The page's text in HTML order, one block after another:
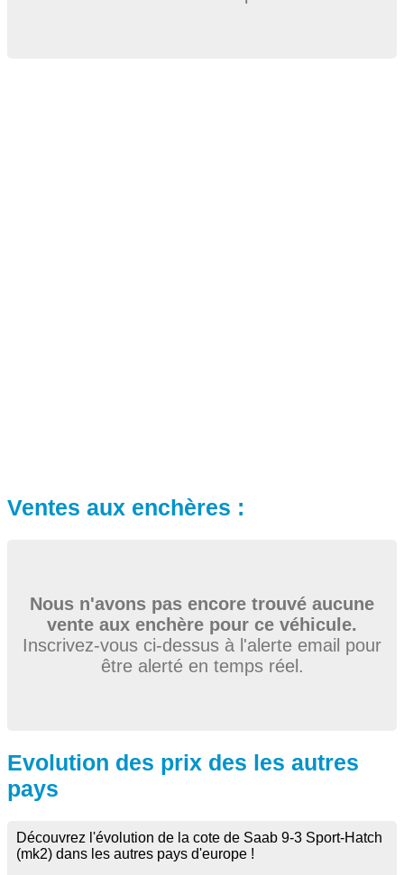
Ventes aux enchères :
Nous n'avons pas encore trouvé aucune
vente aux enchère pour ce véhicule.
Inscrivez-vous ci-dessus à l'alerte email pour
être alerté en temps réel.
Evolution des prix des les autres
pays
Découvrez l'évolution de la cote de Saab 9-3 Sport-Hatch
(mk2) dans les autres pays d'europe !